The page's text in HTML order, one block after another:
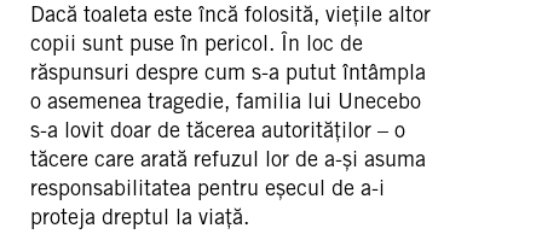
Dacă toaleta este încă folosită, viețile altor
copii sunt puse în pericol. În loc de
răspunsuri despre cum s-a putut întâmpla
o asemenea tragedie, familia lui Unecebo
s-a lovit doar de tăcerea autorităților – o
tăcere care arată refuzul lor de a-și asuma
responsabilitatea pentru eșecul de a-i
proteja dreptul la viață.